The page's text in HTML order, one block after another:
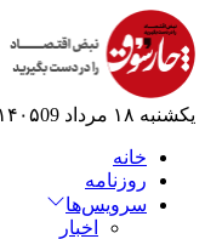
یکشنبه ۱۸ مرداد ۱۴۰۵ 09 2026August
خانه
روزنامه
سرویس‌ها
اخبار